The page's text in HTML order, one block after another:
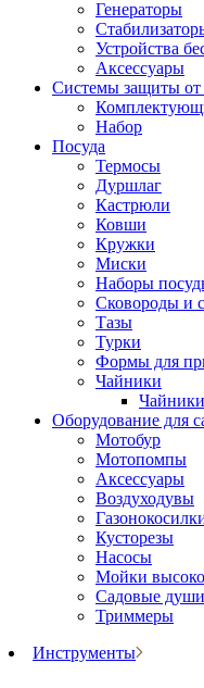
Генераторы
Устройства
Аксессуары
Системы защиты от
Набор
Посуда
Термосы
Дуршлаг
Кастрюли
Ковши
Кружки
Миски
Наборы
Сковороды и
Тазы
Турки
Формы для
Чайники
Оборудование для
Мотобур
Мотопомпы
Аксессуары
Воздуходувы
Кусторезы
Насосы
Мойки
Садовые
Триммеры
Инструменты